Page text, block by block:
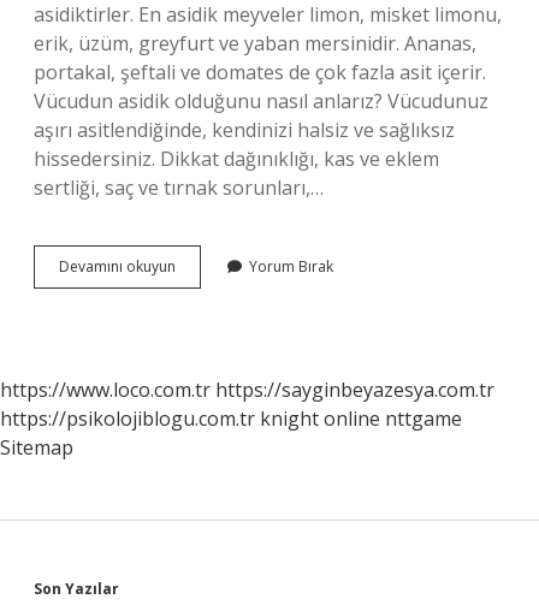
asidiktirler. En asidik meyveler limon, misket limonu,
erik, üzüm, greyfurt ve yaban mersinidir. Ananas,
portakal, şeftali ve domates de çok fazla asit içerir.
Vücudun asidik olduğunu nasıl anlarız? Vücudunuz
aşırı asitlendiğinde, kendinizi halsiz ve sağlıksız
hissedersiniz. Dikkat dağınıklığı, kas ve eklem
sertliği, saç ve tırnak sorunları,…
Devamını okuyun
Gıdalar
Yorum Bırak
https://www.loco.com.tr https://sayginbeyazesya.com.tr
https://psikolojiblogu.com.tr knight online nttgame
Sitemap
Son Yazılar